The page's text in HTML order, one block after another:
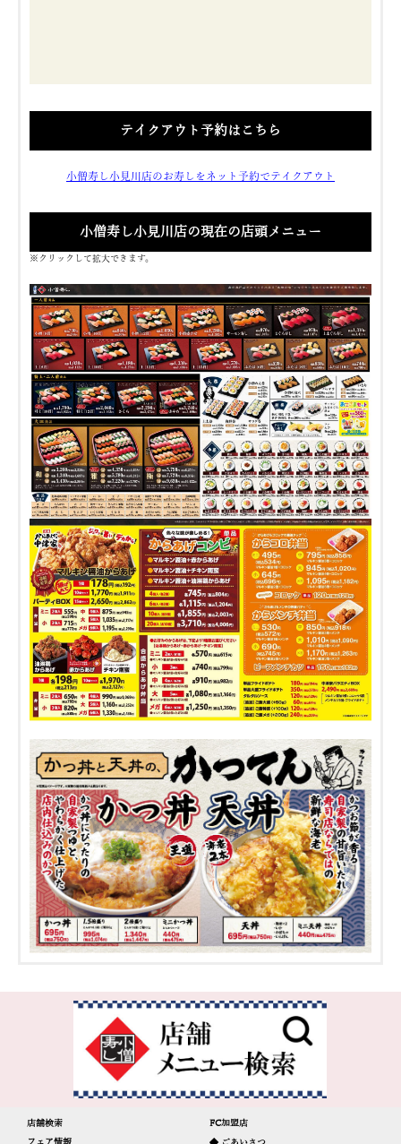
テイクアウト予約はこちら
小僧寿し小見川店のお寿しをネット予約でテイクアウト
小僧寿し小見川店の現在の店頭メニュー
※クリックして拡大できます。
店舗検索
フェア情報
FC加盟店